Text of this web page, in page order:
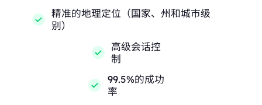
精准的地理定位（国家、州和城市级
别）
高级会话控
制
99.5%的成功
率